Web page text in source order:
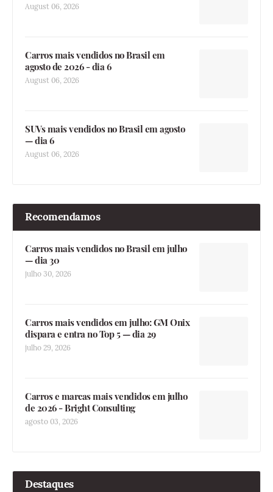
August 06, 2026
Carros mais vendidos no Brasil em
agosto de 2026 - dia 6
August 06, 2026
SUVs mais vendidos no Brasil em agosto
— dia 6
August 06, 2026
Recomendamos
Carros mais vendidos no Brasil em julho
— dia 30
julho 30, 2026
Carros mais vendidos em julho: GM Onix
dispara e entra no Top 5 — dia 29
julho 29, 2026
Carros e marcas mais vendidos em julho
de 2026 - Bright Consulting
agosto 03, 2026
Destaques